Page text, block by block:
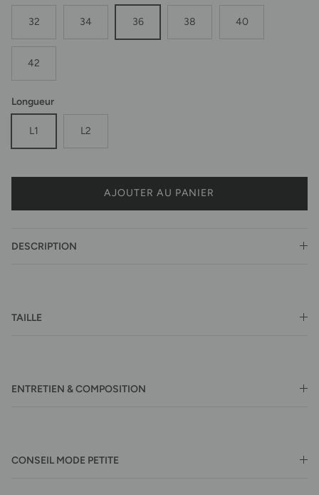
32 34 36 38 40
42
Longueur
L1 L2
AJOUTER AU PANIER
DESCRIPTION
TAILLE
ENTRETIEN & COMPOSITION
CONSEIL MODE PETITE